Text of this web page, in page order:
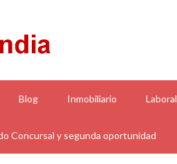
Blog Inmobiliario Laboral
Concursal y segunda oportunidad